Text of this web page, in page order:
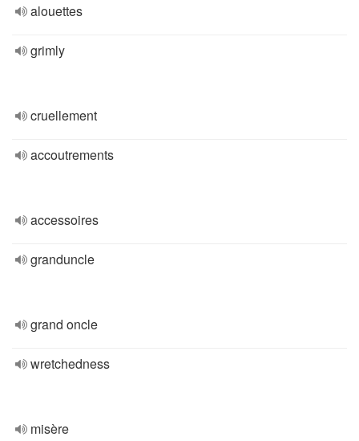
alouettes
grimly
cruellement
accoutrements
accessoires
granduncle
grand oncle
wretchedness
misère